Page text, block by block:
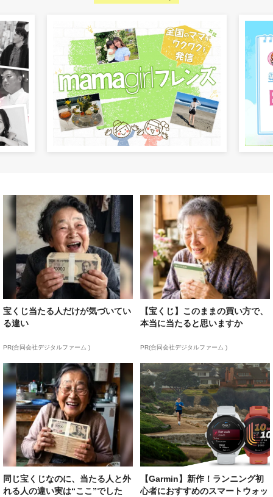
宝くじ当たる人だけが気づいてい
る違い
PR(合同会社デジタルファーム )
【宝くじ】このままの買い方で、
本当に当たると思いますか
PR(合同会社デジタルファーム )
同じ宝くじなのに、当たる人と外
れる人の違い実は“ここ”でした
【Garmin】新作！ランニング初
心者におすすめのスマートウォッ